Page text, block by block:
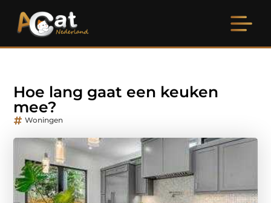
Hoe lang gaat een keuken
mee?
Woningen